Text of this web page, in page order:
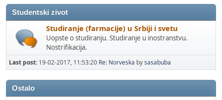
Studentski zivot
Studiranje (farmacije) u Srbiji i svetu
Uopste o studiranju. Studiranje u inostranstvu.
Nostrifikacija.
Last post: 19-02-2017, 11:53:20 Re: Norveska bysasabuba
Ostalo